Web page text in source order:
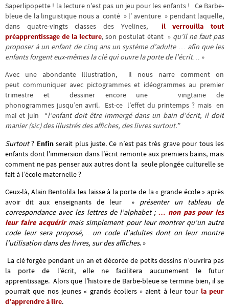
Saperlipopette ! la lecture n’est pas un jeu pour les enfants ! Ce Barbe-
bleue de la linguistique nous a conté » l’ aventure » pendant laquelle,
dans quatre-vingts classes des Yvelines, il verrouilla tout
préapprentissage de la lecture, son postulat étant » qu’il ne faut pas
proposer à un enfant de cinq ans un système d’adulte… afin que les
enfants forgent eux-mêmes la clé qui ouvre la porte de l’écrit… »
Avec une abondante illustration, il nous narre comment on
peut communiquer avec pictogrammes et idéogrammes au premier
trimestre et dessiner encore une vingtaine de
phonogrammes jusqu’en avril. Est-ce l’effet du printemps ? mais en
mai et juin “l’enfant doit être immergé dans un bain d’écrit, il doit
manier (sic) des illustrés des affiches, des livres surtout.”
Surtout? Enfinserait plus juste. Ce n’est pas très grave pour tous les
enfants dont l’immersion dans l’écrit remonte aux premiers bains, mais
comment ne pas penser aux autres dont la seule plongée culturelle se
fait à l’école maternelle ?
Ceux-là, Alain Bentolila les laisse à la porte de la « grande école » après
avoir dit aux enseignants de leur » présenter un tableau de
correspondance avec les lettres de l’alphabet ;… non pas pour les
leur faire acquérir mais simplement pour leur montrer qu’un autre
code leur sera proposé,… un code d’adultes dont on leur montre
l’utilisation dans des livres, sur des affiches. »
La clé forgée pendant un an et décorée de petits dessins n’ouvrira pas
la porte de l’écrit, elle ne facilitera aucunement le futur
apprentissage. Alors que l’histoire de Barbe-bleue se termine bien, il se
pourrait que nos jeunes « grands écoliers » aient à leur tour la peur
d’apprendre à lire.